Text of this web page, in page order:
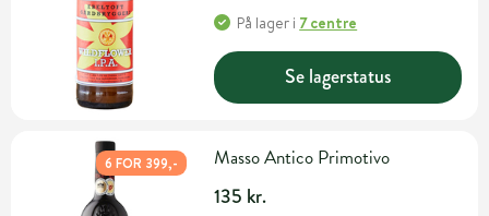
På lager i 7 centre
Se lagerstatus
6 FOR 399,- Masso Antico Primotivo
135 kr.